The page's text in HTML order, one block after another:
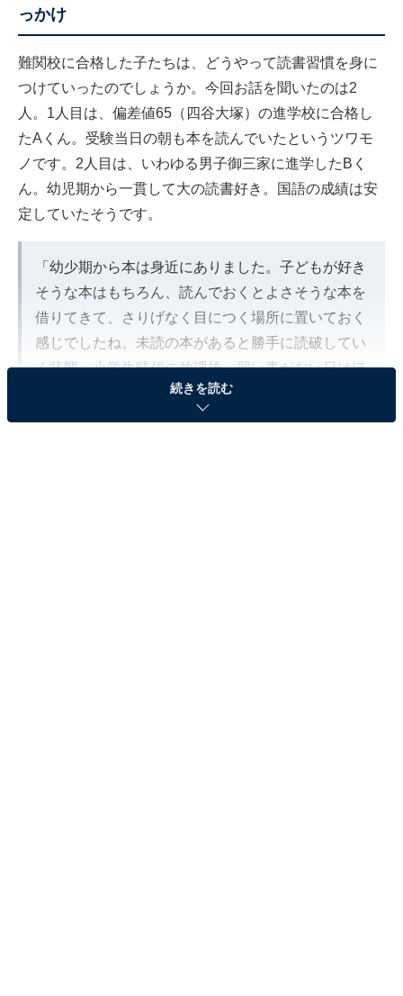
っかけ
難関校に合格した子たちは、どうやって読書習慣を身に
つけていったのでしょうか。今回お話を聞いたのは2
人。1人目は、偏差値65（四谷大塚）の進学校に合格し
たAくん。受験当日の朝も本を読んでいたというツワモ
ノです。2人目は、いわゆる男子御三家に進学したBく
ん。幼児期から一貫して大の読書好き。国語の成績は安
定していたそうです。
「幼少期から本は身近にありました。子どもが好き
そうな本はもちろん、読んでおくとよさそうな本を
借りてきて、さりげなく目につく場所に置いておく
感じでしたね。未読の本があると勝手に読破してい
く状態。小学生時代の放課後、習い事がない日はほ
とんどの時間を読書に費やしていて……。当時は、
続きを読む